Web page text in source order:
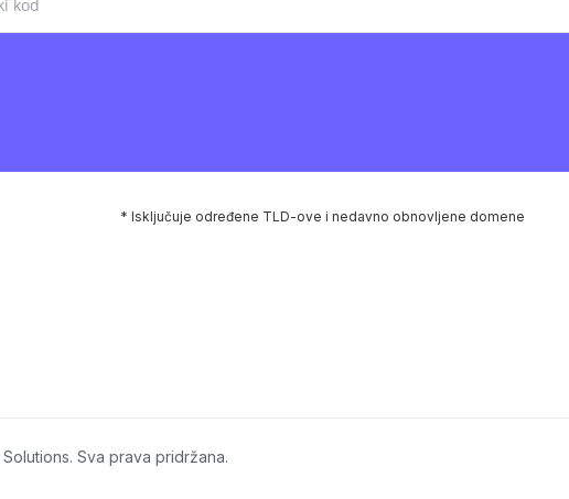
* Isključuje određene TLD-ove i nedavno obnovljene domene
Sva prava pridržana.